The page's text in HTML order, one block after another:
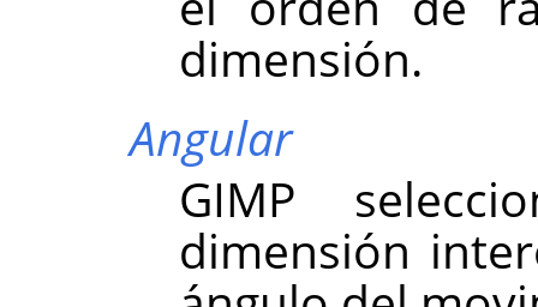
dimensión.
Angular
GIMP
dimensión